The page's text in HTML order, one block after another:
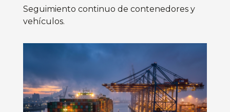
Seguimiento continuo de contenedores y
vehículos.